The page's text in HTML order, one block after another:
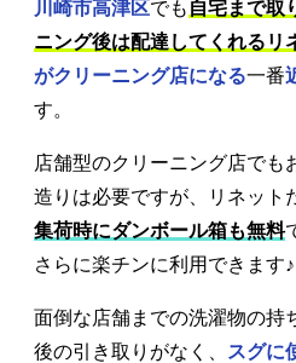
川崎市高津区でも 自宅まで取
ニング後は配達してくれるリ
がクリーニング店になる一番
す。
店舗型のクリーニング店でも
造りは必要ですが、リネット
集荷時にダンボール箱も無料
さらに楽チンに利用できます♪
面倒な店舗までの洗濯物の持
後の引き取りがなく、
スグに